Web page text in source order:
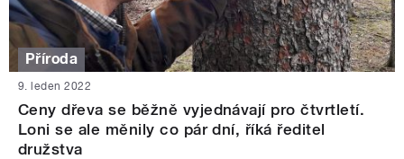
Příroda
9. leden 2022
Ceny dřeva se běžně vyjednávají pro čtvrtletí.
Loni se ale měnily co pár dní, říká ředitel
družstva